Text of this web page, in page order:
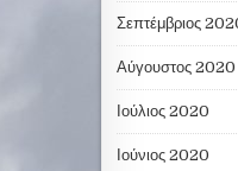
Σεπτέμβριος
Αύγουστος 2020
Ιούλιος 2020
Ιούνιος 2020